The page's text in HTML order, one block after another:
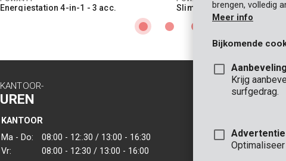
Energiestation 4-in-1 - 3 acc. Slimme batterijlader 12V
KANTOOR-
UREN
KANTOOR
Ma - Do:
08:00 - 12:.30 / 13:00 - 16:30
Vr:
08:00 - 12:30 / 13:00 - 16:00
CONTACT
INFO
VARO - Vic.
Joseph Van
brengen, volledig
Meer info
Bijkomende
Krijg
surfgedrag.